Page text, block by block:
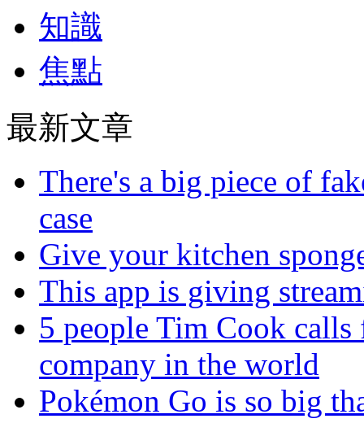
知識
焦點
最新文章
There's a big piece of
case
Give your kitchen
This app is giving
5 people Tim Cook
company in the world
Pokémon Go is so big